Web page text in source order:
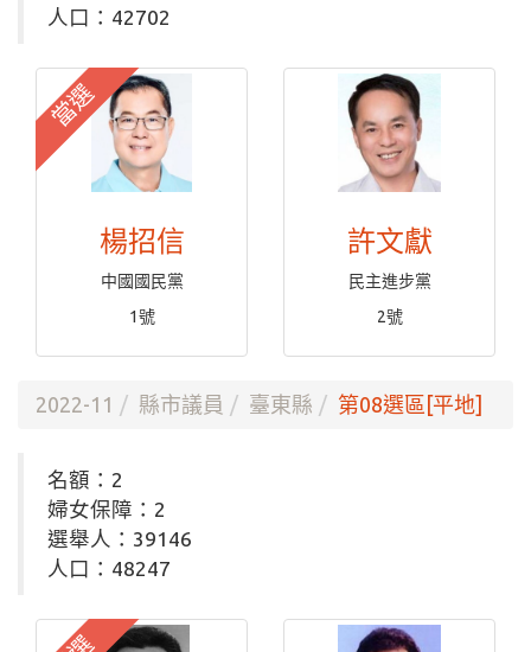
人口：42702
當選
楊招信
中國國民黨
1號
許文獻
民主進步黨
2號
2022-11 縣市議員 臺東縣 第08選區[平地]
名額：2
婦女保障：2
選舉人：39146
人口：48247